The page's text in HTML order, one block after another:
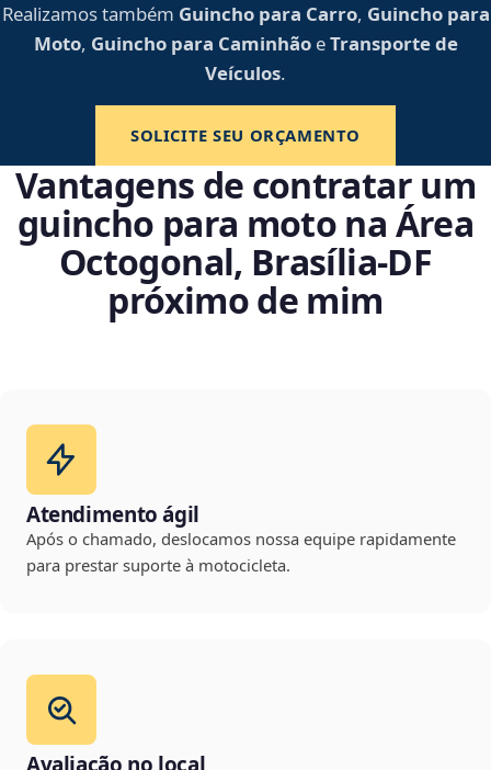
Realizamos também Guincho para Carro, Guincho para
Moto, Guincho para CaminhãoeTransporte de
Veículos.
SOLICITE SEU ORÇAMENTO
Vantagens de contratar um
guincho para moto na Área
Octogonal, Brasília‑DF
próximo de mim
Atendimento ágil
Após o chamado, deslocamos nossa equipe rapidamente
para prestar suporte à motocicleta.